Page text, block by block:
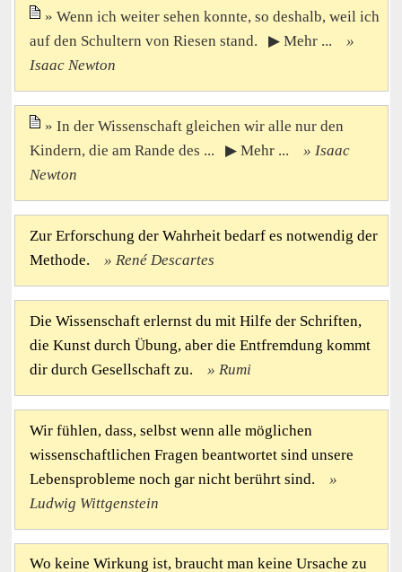
Wenn ich weiter sehen konnte, so deshalb, weil ich
auf den Schultern von Riesen stand. ▶ Mehr ...
Isaac Newton
In der Wissenschaft gleichen wir alle nur den
Kindern, die am Rande des ... ▶ Mehr ...
Isaac
Newton
Zur Erforschung der Wahrheit bedarf es notwendig der
Methode.
René Descartes
Die Wissenschaft erlernst du mit Hilfe der Schriften,
die Kunst durch Übung, aber die Entfremdung kommt
dir durch Gesellschaft zu.
Rumi
Wir fühlen, dass, selbst wenn alle möglichen
wissenschaftlichen Fragen beantwortet sind unsere
Lebensprobleme noch gar nicht berührt sind.
Ludwig Wittgenstein
Wo keine Wirkung ist, braucht man keine Ursache zu